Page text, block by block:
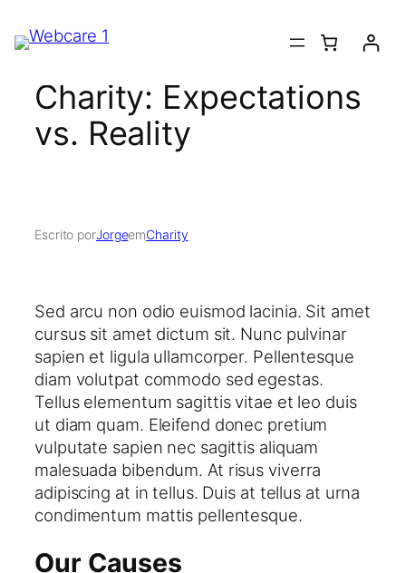
Saltar
conteúdo
Charity: Expectations
vs. Reality
Escrito porJorgeemCharity
Sed arcu non odio euismod lacinia. Sit amet
cursus sit amet dictum sit. Nunc pulvinar
sapien et ligula ullamcorper. Pellentesque
diam volutpat commodo sed egestas.
Tellus elementum sagittis vitae et leo duis
ut diam quam. Eleifend donec pretium
vulputate sapien nec sagittis aliquam
malesuada bibendum. At risus viverra
adipiscing at in tellus. Duis at tellus at urna
condimentum mattis pellentesque.
Our Causes